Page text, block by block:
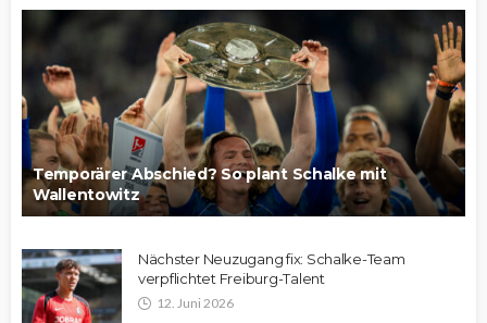
Temporärer Abschied? So plant Schalke mit
Wallentowitz
Nächster Neuzugang fix: Schalke-Team
verpflichtet Freiburg-Talent
12. Juni 2026